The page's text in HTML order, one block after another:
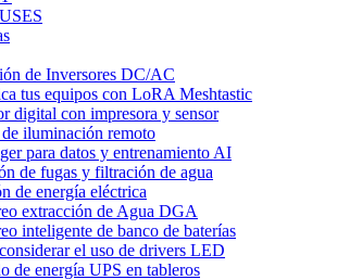
de Inversores DC/AC
tus equipos con LoRA Meshtastic
digital con impresora y sensor
iluminación remoto
para datos y entrenamiento AI
de fugas y filtración de agua
de energía eléctrica
extracción de Agua DGA
inteligente de banco de baterías
el uso de drivers LED
de energía UPS en tableros